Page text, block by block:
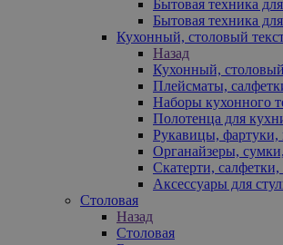
Бытовая техника
Бытовая техника
Кухонный, столовый
Назад
Кухонный,
Плейсматы,
Наборы кухонного
Полотенца для
Рукавицы, фартуки,
Органайзеры,
Скатерти, салфетки,
Аксессуары для
Столовая
Назад
Столовая